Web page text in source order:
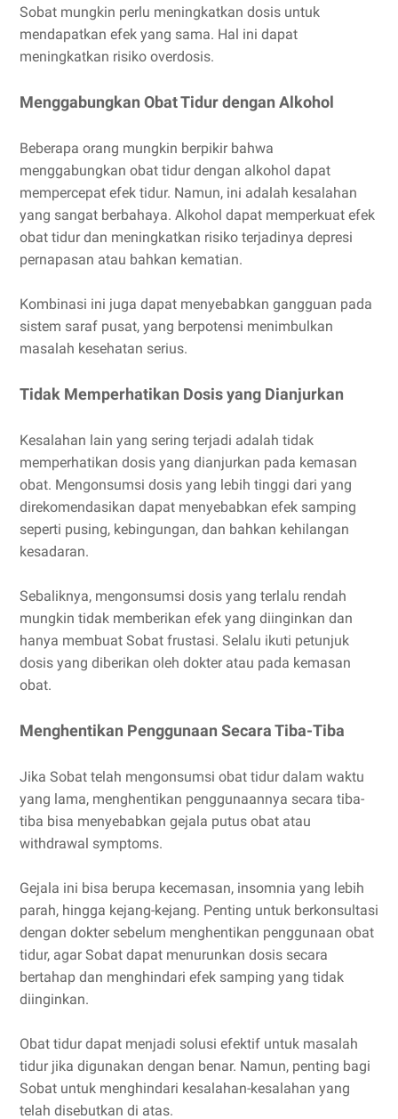
Sobat mungkin perlu meningkatkan dosis untuk
mendapatkan efek yang sama. Hal ini dapat
meningkatkan risiko overdosis.
Menggabungkan Obat Tidur dengan Alkohol
Beberapa orang mungkin berpikir bahwa
menggabungkan obat tidur dengan alkohol dapat
mempercepat efek tidur. Namun, ini adalah kesalahan
yang sangat berbahaya. Alkohol dapat memperkuat efek
obat tidur dan meningkatkan risiko terjadinya depresi
pernapasan atau bahkan kematian.
Kombinasi ini juga dapat menyebabkan gangguan pada
sistem saraf pusat, yang berpotensi menimbulkan
masalah kesehatan serius.
Tidak Memperhatikan Dosis yang Dianjurkan
Kesalahan lain yang sering terjadi adalah tidak
memperhatikan dosis yang dianjurkan pada kemasan
obat. Mengonsumsi dosis yang lebih tinggi dari yang
direkomendasikan dapat menyebabkan efek samping
seperti pusing, kebingungan, dan bahkan kehilangan
kesadaran.
Sebaliknya, mengonsumsi dosis yang terlalu rendah
mungkin tidak memberikan efek yang diinginkan dan
hanya membuat Sobat frustasi. Selalu ikuti petunjuk
dosis yang diberikan oleh dokter atau pada kemasan
obat.
Menghentikan Penggunaan Secara Tiba-Tiba
Jika Sobat telah mengonsumsi obat tidur dalam waktu
yang lama, menghentikan penggunaannya secara tiba-
tiba bisa menyebabkan gejala putus obat atau
withdrawal symptoms.
Gejala ini bisa berupa kecemasan, insomnia yang lebih
parah, hingga kejang-kejang. Penting untuk berkonsultasi
dengan dokter sebelum menghentikan penggunaan obat
tidur, agar Sobat dapat menurunkan dosis secara
bertahap dan menghindari efek samping yang tidak
diinginkan.
Obat tidur dapat menjadi solusi efektif untuk masalah
tidur jika digunakan dengan benar. Namun, penting bagi
Sobat untuk menghindari kesalahan-kesalahan yang
telah disebutkan di atas.